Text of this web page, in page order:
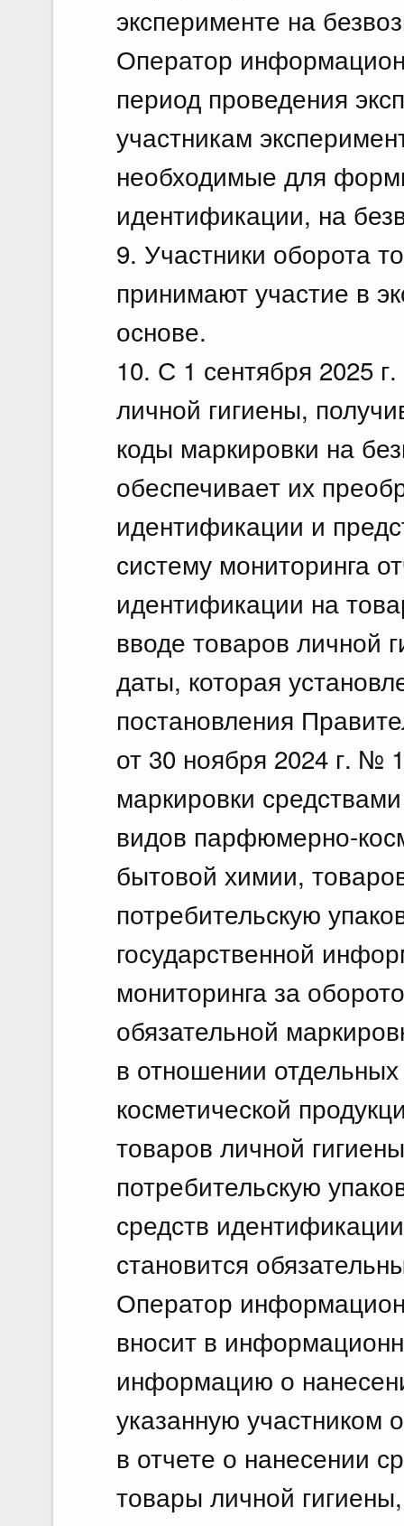
эксперименте на
Оператор
период проведения
участникам
необходимые для
идентификации, на
9. Участники оборота
принимают участие в
основе.
10. С 1 сентября 2025
личной гигиены,
коды маркировки на
обеспечивает их
идентификации и
систему мониторинга
идентификации на
вводе товаров личной
даты, которая
постановления
от 30 ноября 2024 г. №
маркировки
видов парфюмерно-
бытовой химии,
потребительскую
государственной
мониторинга за
обязательной
в отношении
косметической
товаров личной
потребительскую
средств
становится
Оператор
вносит в
информацию о
указанную участником
в отчете о нанесении
товары личной